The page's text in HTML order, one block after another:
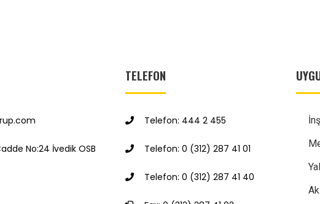
No:24 İvedik OSB
TELEFON
Telefon: 444 2 455
Telefon: 0 (312) 287 41 01
Telefon: 0 (312) 287 41 40